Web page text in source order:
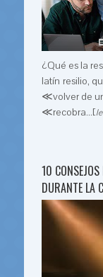
¿Qué es la
latín resilio,
≪volver de
≪recobra...[
10
DURANTE LA